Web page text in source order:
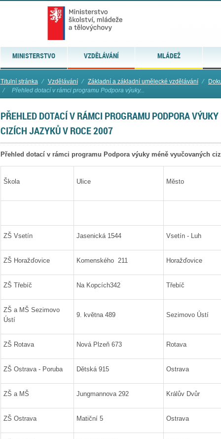
MINISTERSTVO VZDĚLÁVÁNÍ MLÁDEŽ
Titulní stránka ⁄ Vzdělávání ⁄ Základní a základní umělecké vzdělávání ⁄
⁄
Přehled dotací v rámci programu Podpora výuky...
PŘEHLED DOTACÍ V RÁMCI PROGRAMU PODPORA
CIZÍCH JAZYKŮ V ROCE 2007
Přehled dotací v rámci programu Podpora výuky méně vyučovaných
Škola Ulice Město
ZŠ Vsetín Jasenická 1544 Vsetín - Luh
ZŠ Horažďovice Komenského 211 Horažďovice
ZŠ Třebíč Na Kopcích342 Třebíč
ZŠ a MŠ Sezimovo
Ústí
9. května 489 Sezimovo Ústí
ZŠ Rotava Nová Plzeň 673 Rotava
ZŠ Ostrava - Poruba Dětská 915 Ostrava
ZŠ a MŠ Jungmannova 292 Králův Dvůr
ZŠ Ostrava Matiční 5 Ostrava